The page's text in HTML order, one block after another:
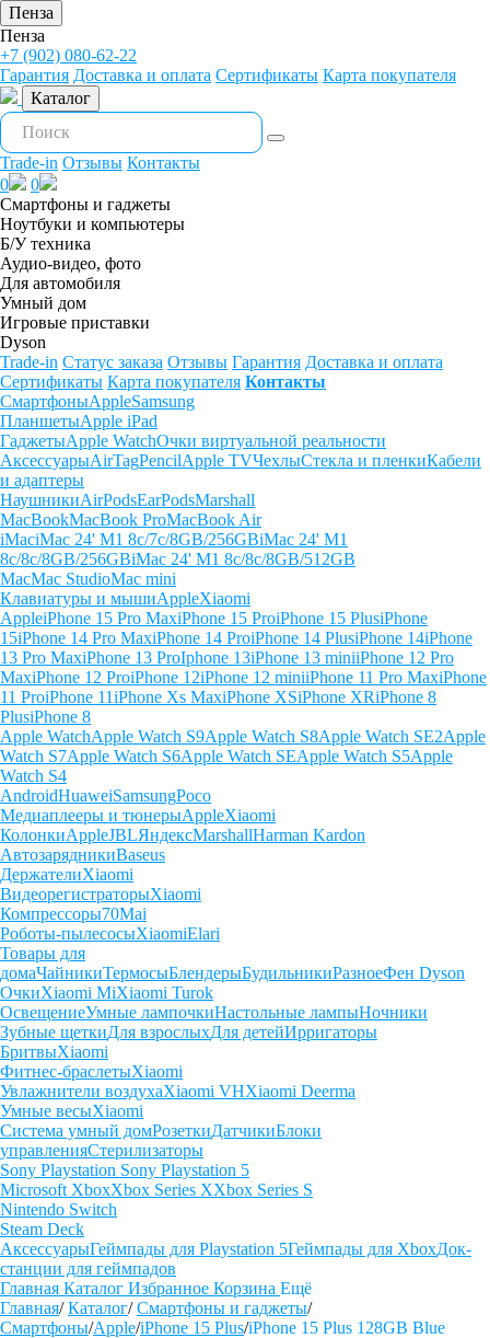
Пенза
Пенза
+7 (902) 080-62-22
Гарантия Доставка и оплата Сертификаты Карта покупателя
Каталог
Trade-in Отзывы Контакты
0
0
Смартфоны и гаджеты
Ноутбуки и компьютеры
Б/У техника
Аудио-видео, фото
Для автомобиля
Умный дом
Игровые приставки
Dyson
Trade-in Статус заказа Отзывы Гарантия Доставка и оплата
Сертификаты Карта покупателя Контакты
СмартфоныAppleSamsung
ПланшетыApple iPad
ГаджетыApple WatchОчки виртуальной реальности
АксессуарыAirTagPencilApple TVЧехлыСтекла и пленкиКабели
и адаптеры
НаушникиAirPodsEarPodsMarshall
MacBookMacBook ProMacBook Air
iMaciMac 24' M1 8c/7c/8GB/256GBiMac 24' M1
8c/8c/8GB/256GBiMac 24' M1 8c/8c/8GB/512GB
MacMac StudioMac mini
Клавиатуры и мышиAppleXiaomi
AppleiPhone 15 Pro MaxiPhone 15 ProiPhone 15 PlusiPhone
15iPhone 14 Pro MaxiPhone 14 ProiPhone 14 PlusiPhone 14iPhone
13 Pro MaxiPhone 13 ProIphone 13iPhone 13 miniiPhone 12 Pro
MaxiPhone 12 ProiPhone 12iPhone 12 miniiPhone 11 Pro MaxiPhone
11 ProiPhone 11iPhone Xs MaxiPhone XSiPhone XRiPhone 8
PlusiPhone 8
Apple WatchApple Watch S9Apple Watch S8Apple Watch SE2Apple
Watch S7Apple Watch S6Apple Watch SEApple Watch S5Apple
Watch S4
AndroidHuaweiSamsungPoco
Медиаплееры и тюнерыAppleXiaomi
КолонкиAppleJBLЯндексMarshallHarman Kardon
АвтозарядникиBaseus
ДержателиXiaomi
ВидеорегистраторыXiaomi
Компрессоры70Mai
Роботы-пылесосыXiaomiElari
Товары для
домаЧайникиТермосыБлендерыБудильникиРазноеФен Dyson
ОчкиXiaomi MiXiaomi Turok
ОсвещениеУмные лампочкиНастольные лампыНочники
Зубные щеткиДля взрослыхДля детейИрригаторы
БритвыXiaomi
Фитнес-браслетыXiaomi
Увлажнители воздухаXiaomi VHXiaomi Deerma
Умные весыXiaomi
Система умный домРозеткиДатчикиБлоки
управленияСтерилизаторы
Sony Playstation Sony Playstation 5
Microsoft XboxXbox Series XXbox Series S
Nintendo Switch
Steam Deck
АксессуарыГеймпады для Playstation 5Геймпады для XboxДок-
станции для геймпадов
Главная Каталог Избранное Корзина Ещё
Главная/ Каталог/ Смартфоны и гаджеты/
Смартфоны/Apple/iPhone 15 Plus/iPhone 15 Plus 128GB Blue